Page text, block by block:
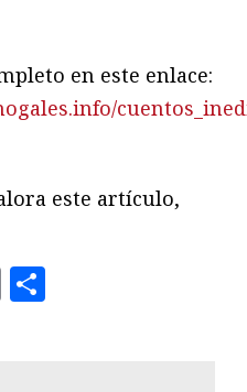
en este enlace:
este artículo,
Email